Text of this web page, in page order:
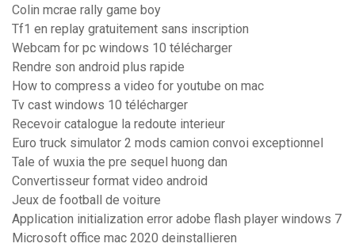
Colin mcrae rally game boy
Tf1 en replay gratuitement sans inscription
Webcam for pc windows 10 télécharger
Rendre son android plus rapide
How to compress a video for youtube on mac
Tv cast windows 10 télécharger
Recevoir catalogue la redoute interieur
Euro truck simulator 2 mods camion convoi exceptionnel
Tale of wuxia the pre sequel huong dan
Convertisseur format video android
Jeux de football de voiture
Application initialization error adobe flash player windows 7
Microsoft office mac 2020 deinstallieren